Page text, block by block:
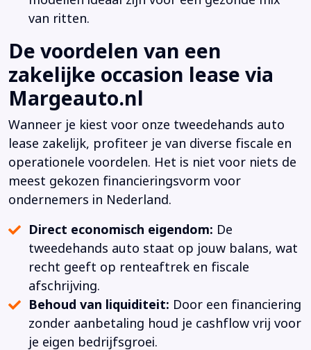
van ritten.
De voordelen van een
zakelijke occasion lease via
Margeauto.nl
Wanneer je kiest voor onze tweedehands auto
lease zakelijk, profiteer je van diverse fiscale en
operationele voordelen. Het is niet voor niets de
meest gekozen financieringsvorm voor
ondernemers in Nederland.
Direct economisch eigendom: De
tweedehands auto staat op jouw balans, wat
recht geeft op renteaftrek en fiscale
afschrijving.
Behoud van liquiditeit: Door een financiering
zonder aanbetaling houd je cashflow vrij voor
je eigen bedrijfsgroei.